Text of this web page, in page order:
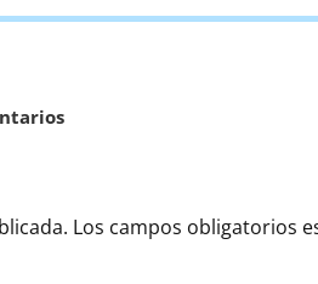
Los campos obligatorios